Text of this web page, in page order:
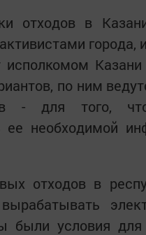
отходов в
города,
Казани
по ним
- для того,
необходимой
отходов в
были условия